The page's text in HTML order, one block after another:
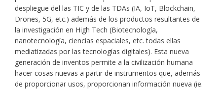
despliegue del las TIC y de las TDAs (IA, IoT, Blockchain,
Drones, 5G, etc.) además de los productos resultantes de
la investigación en High Tech (Biotecnología,
nanotecnología, ciencias espaciales, etc. todas ellas
mediatizadas por las tecnologías digitales). Esta nueva
generación de inventos permite a la civilización humana
hacer cosas nuevas a partir de instrumentos que, además
de proporcionar usos, proporcionan información nueva (ie.